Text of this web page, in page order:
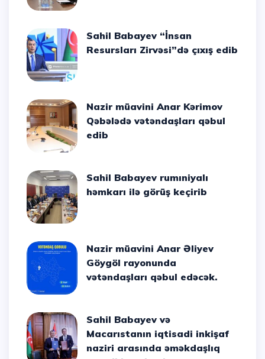
Sahil Babayev “İnsan
Resursları Zirvəsi”də çıxış edib
Nazir müavini Anar Kərimov
Qəbələdə vətəndaşları qəbul
edib
Sahil Babayev rumıniyalı
həmkarı ilə görüş keçirib
Nazir müavini Anar Əliyev
Göygöl rayonunda
vətəndaşları qəbul edəcək.
Sahil Babayev və
Macarıstanın iqtisadi inkişaf
naziri arasında əməkdaşlıq